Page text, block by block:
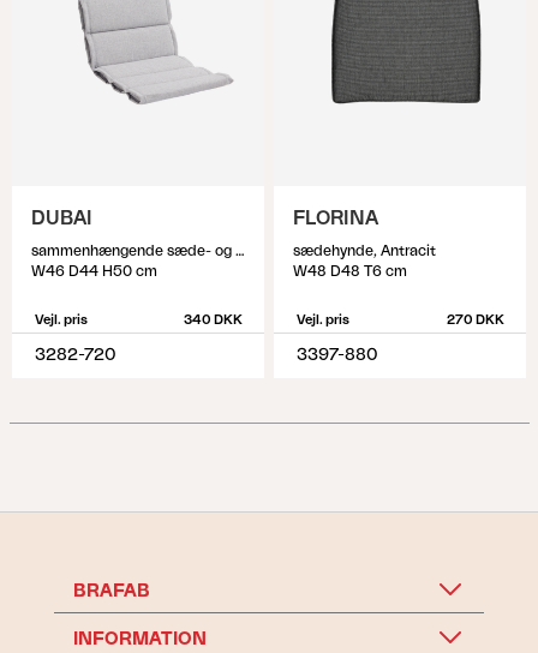
DUBAI
sammenhængende sæde- og ryghynde, Lysegrå
W46 D44 H50 cm
Vejl. pris 340 DKK
3282-720
FLORINA
sædehynde, Antracit
W48 D48 T6 cm
Vejl. pris 270 DKK
3397-880
BRAFAB
INFORMATION